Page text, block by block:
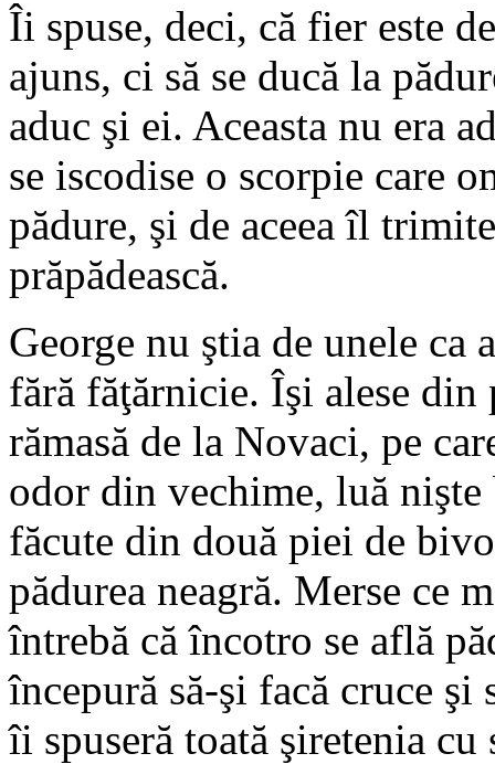
Îi spuse, deci, că fier este
ajuns, ci să se ducă la
aduc şi ei. Aceasta nu era
se iscodise o scorpie care
pădure, şi de aceea îl
prăpădească.
George nu ştia de unele ca
fără făţărnicie. Îşi alese din
rămasă de la Novaci, pe
odor din vechime, luă
făcute din două piei de
pădurea neagră. Merse ce
întrebă că încotro se află
începură să-şi facă cruce
îi spuseră toată şiretenia cu